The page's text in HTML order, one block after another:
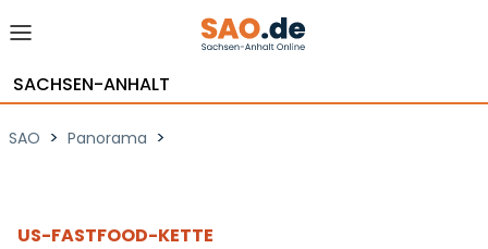
SACHSEN-ANHALT
SAO > Panorama >
US-FASTFOOD-KETTE